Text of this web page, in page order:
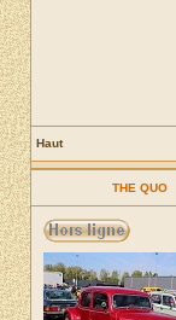
Haut
THE QUO